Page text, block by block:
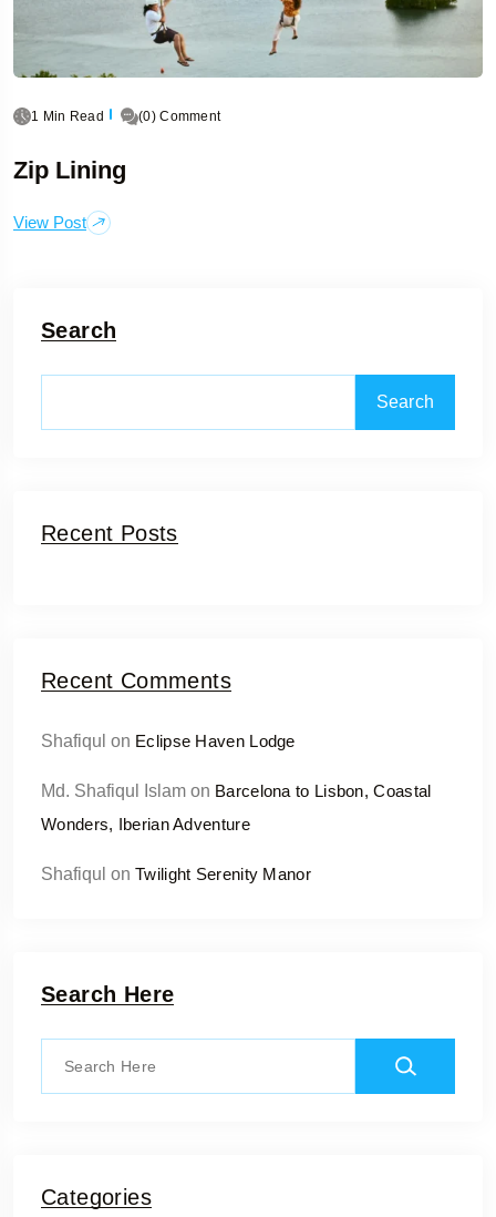
1 Min Read (0) Comment
Zip Lining
View Post
Search
Search
Recent Posts
Recent Comments
Shafiqul on Eclipse Haven Lodge
Md. Shafiqul Islam on Barcelona to Lisbon, Coastal
Wonders, Iberian Adventure
Shafiqul on Twilight Serenity Manor
Search Here
Categories